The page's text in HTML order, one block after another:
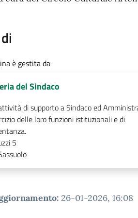
è gestita da
del Sindaco
di supporto a Sindaco ed
delle loro funzioni istituzionali e di
5
: 26-01-2026, 16:08